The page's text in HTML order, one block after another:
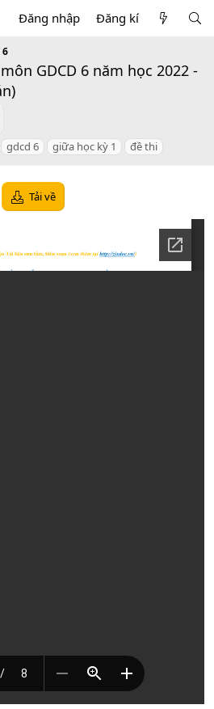
Đăng nhập Đăng kí
6
GDCD 6 năm học 2022 -
T
s
gdcd 6 giữa học kỳ 1 đề thi
Tải về